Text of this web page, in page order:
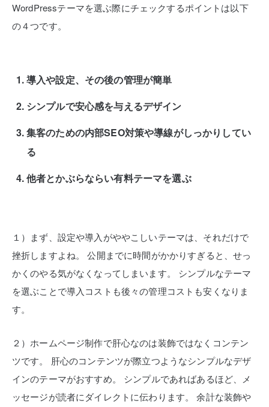
WordPressテーマを選ぶ際にチェックするポイントは以下
の４つです。
導入や設定、その後の管理が簡単
シンプルで安心感を与えるデザイン
集客のための内部SEO対策や導線がしっかりしてい
る
他者とかぶらならい有料テーマを選ぶ
１）まず、設定や導入がややこしいテーマは、それだけで
挫折しますよね。
公開までに時間がかかりすぎると、せっ
かくのやる気がなくなってしまいます。
シンプルなテーマ
を選ぶことで導入コストも後々の管理コストも安くなりま
す。
２）ホームページ制作で肝心なのは装飾ではなくコンテン
ツです。
肝心のコンテンツが際立つようなシンプルなデザ
インのテーマがおすすめ。
シンプルであればあるほど、メ
ッセージが読者にダイレクトに伝わります。
余計な装飾や